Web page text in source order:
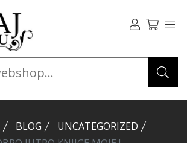
BLOG
UNCATEGORIZED